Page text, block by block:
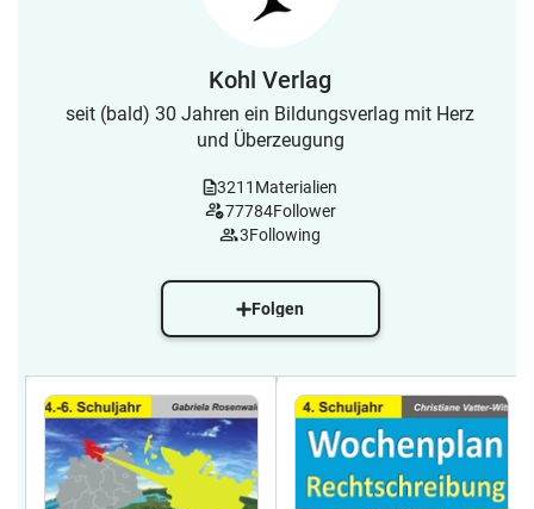
Kohl Verlag
seit (bald) 30 Jahren ein Bildungsverlag mit Herz
und Überzeugung
3211 Materialien
77784Follower
3Following
Folgen